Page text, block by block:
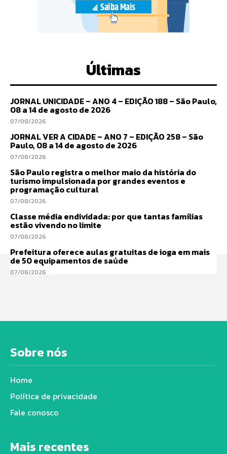
Últimas
JORNAL UNICIDADE – ANO 4 – EDIÇÃO 188 – São Paulo,
08 a 14 de agosto de 2026
07/08/2026
JORNAL VER A CIDADE – ANO 7 – EDIÇÃO 258 – São
Paulo, 08 a 14 de agosto de 2026
07/08/2026
São Paulo registra o melhor maio da história do
turismo impulsionada por grandes eventos e
programação cultural
07/08/2026
Classe média endividada: por que tantas famílias
estão vivendo no limite
07/08/2026
Prefeitura oferece aulas gratuitas de ioga em mais
de 50 equipamentos de saúde
07/08/2026
Sobre nós
Home
Política de privacidade
Fale conosco
Mais recentes